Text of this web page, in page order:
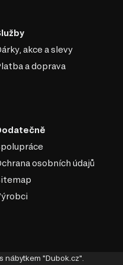
je absence
oporu těla během
pro odpočinek.
se nedeformuje, jeho
vzduchu uvnitř
akce a slevy
a doprava
osobních údajů
"Dubok.cz".